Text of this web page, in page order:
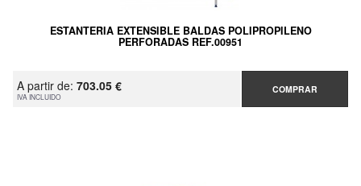
ESTANTERIA EXTENSIBLE BALDAS POLIPROPILENO
PERFORADAS REF.00951
A partir de: 703.05 €
IVA INCLUIDO
COMPRAR